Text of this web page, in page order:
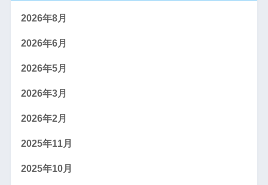
2026年8月
2026年6月
2026年5月
2026年3月
2026年2月
2025年11月
2025年10月